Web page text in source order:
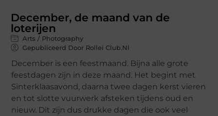
December, de maand van de
loterijen
Arts / Photography
Gepubliceerd Door Rollei Club.nl
December is een feestmaand. Bijna alle grote
feestdagen zijn in deze maand. Het begint met
Sinterklaasavond, daarna twee dagen kerst vieren
en tot slotte vuurwerk afsteken tijdens oud en
nieuw. Dit zijn dus drukke dagen die ook veel